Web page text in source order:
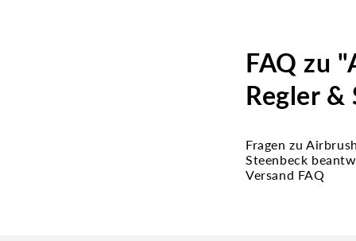
FAQ zu
Regler
Fragen zu
Steenbeck
Versand FAQ